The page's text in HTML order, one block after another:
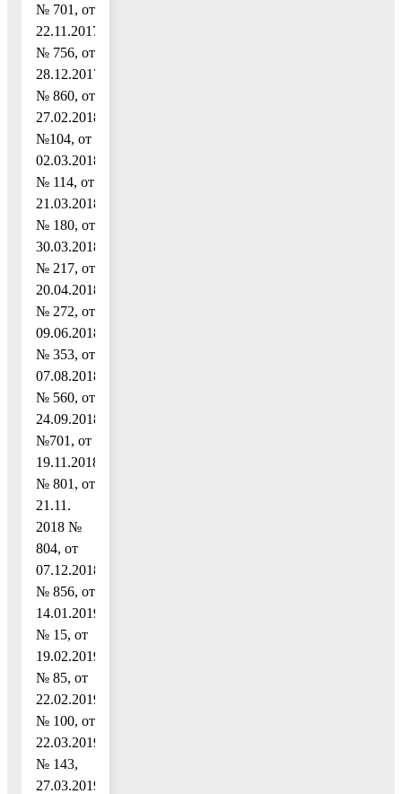
№ 701, от
22.11.2017
№ 756, от
28.12.2017
№ 860, от
27.02.2018
№104, от
02.03.2018
№ 114, от
21.03.2018
№ 180, от
30.03.2018
№ 217, от
20.04.2018
№ 272, от
09.06.2018
№ 353, от
07.08.2018
№ 560, от
24.09.2018
№701, от
19.11.2018
№ 801, от
21.11.
2018 №
804, от
07.12.2018
№ 856, от
14.01.2019
№ 15, от
19.02.2019
№ 85, от
22.02.2019
№ 100, от
22.03.2019
№ 143,
27.03.2019